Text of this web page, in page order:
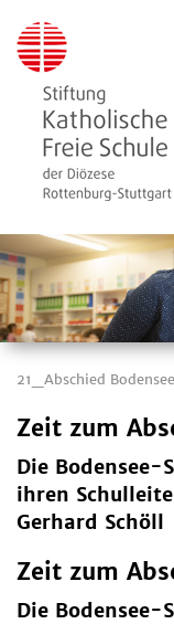
21_Abschied
Zeit zum
Die Bodensee-
ihren
Gerhard Schöll
Zeit zum
Die Bodensee-